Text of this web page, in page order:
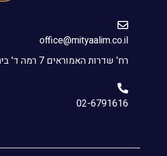
office@mityaalim.co.il
רח' שדרות האמוראים 7 רמה ד' בית שמש
02-6791616